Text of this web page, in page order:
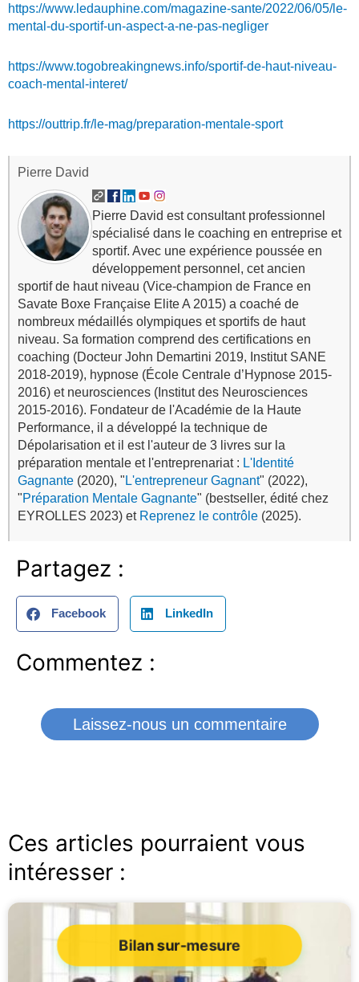
https://www.ledauphine.com/magazine-sante/2022/06/05/le-
mental-du-sportif-un-aspect-a-ne-pas-negliger
https://www.togobreakingnews.info/sportif-de-haut-niveau-
coach-mental-interet/
https://outtrip.fr/le-mag/preparation-mentale-sport
Pierre David
Pierre David est consultant professionnel
spécialisé dans le coaching en entreprise et
sportif. Avec une expérience poussée en
développement personnel, cet ancien
sportif de haut niveau (Vice-champion de France en
Savate Boxe Française Elite A 2015) a coaché de
nombreux médaillés olympiques et sportifs de haut
niveau. Sa formation comprend des certifications en
coaching (Docteur John Demartini 2019, Institut SANE
2018-2019), hypnose (École Centrale d’Hypnose 2015-
2016) et neurosciences (Institut des Neurosciences
2015-2016). Fondateur de l'Académie de la Haute
Performance, il a développé la technique de
Dépolarisation et il est l'auteur de 3 livres sur la
préparation mentale et l'entreprenariat : L'Identité
Gagnante (2020), " L'entrepreneur Gagnant" (2022),
"Préparation Mentale Gagnante" (bestseller, édité chez
EYROLLES 2023) et Reprenez le contrôle (2025).
Partagez :
Facebook LinkedIn
Commentez :
Laissez-nous un commentaire
Ces articles pourraient vous
intéresser :
Bilan sur-mesure